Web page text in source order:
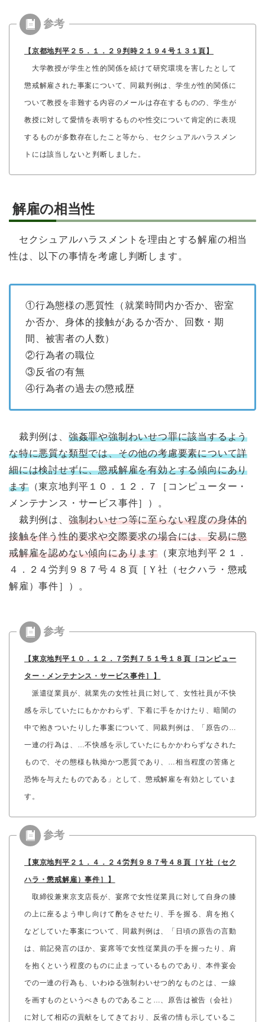
【京都地判平２５．１．２９判時２１９４号１３１頁】
大学教授が学生と性的関係を続けて研究環境を害したとして
懲戒解雇された事案について、同裁判例は、学生が性的関係に
ついて教授を非難する内容のメールは存在するものの、学生が
教授に対して愛情を表明するものや性交について肯定的に表現
するものが多数存在したこと等から、セクシュアルハラスメン
トには該当しないと判断しました。
解雇の相当性
セクシュアルハラスメントを理由とする解雇の相当
性は、以下の事情を考慮し判断します。
①行為態様の悪質性（就業時間内か否か、密室
か否か、身体的接触があるか否か、回数・期
間、被害者の人数）
②行為者の職位
③反省の有無
④行為者の過去の懲戒歴
裁判例は、 強姦罪や強制わいせつ罪に該当するよう
な特に悪質な類型では、その他の考慮要素について詳
細には検討せずに、懲戒解雇を有効とする傾向にあり
ます（東京地判平１０．１２．７［コンピューター・
メンテナンス・サービス事件］）。
裁判例は、 強制わいせつ等に至らない程度の身体的
接触を伴う性的要求や交際要求の場合には、安易に懲
戒解雇を認めない傾向にあります （東京地判平２１．
４．２４労判９８７号４８頁［Ｙ社（セクハラ・懲戒
解雇）事件］）。
【東京地判平１０．１２．７労判７５１号１８頁［コンピュー
ター・メンテナンス・サービス事件］】
派遣従業員が、就業先の女性社員に対して、女性社員が不快
感を示していたにもかかわらず、下着に手をかけたり、暗闇の
中で抱きついたりした事案について、同裁判例は、「原告の…
一連の行為は、…不快感を示していたにもかかわらずなされた
もので、その態様も執拗かつ悪質であり、…相当程度の苦痛と
恐怖を与えたものである」として、懲戒解雇を有効としていま
す。
【東京地判平２１．４．２４労判９８７号４８頁［Ｙ社（セク
ハラ・懲戒解雇）事件］】
取締役兼東京支店長が、宴席で女性従業員に対して自身の膝
の上に座るよう申し向けて酌をさせたり、手を握る、肩を抱く
などしていた事案について、同裁判例は、「日頃の原告の言動
は、前記発言のほか、宴席等で女性従業員の手を握ったり、肩
を抱くという程度のものに止まっているものであり、本件宴会
での一連の行為も、いわゆる強制わいせつ的なものとは、一線
を画すものというべきものであること…、原告は被告（会社）
に対して相応の貢献をしてきており、反省の情も示しているこ